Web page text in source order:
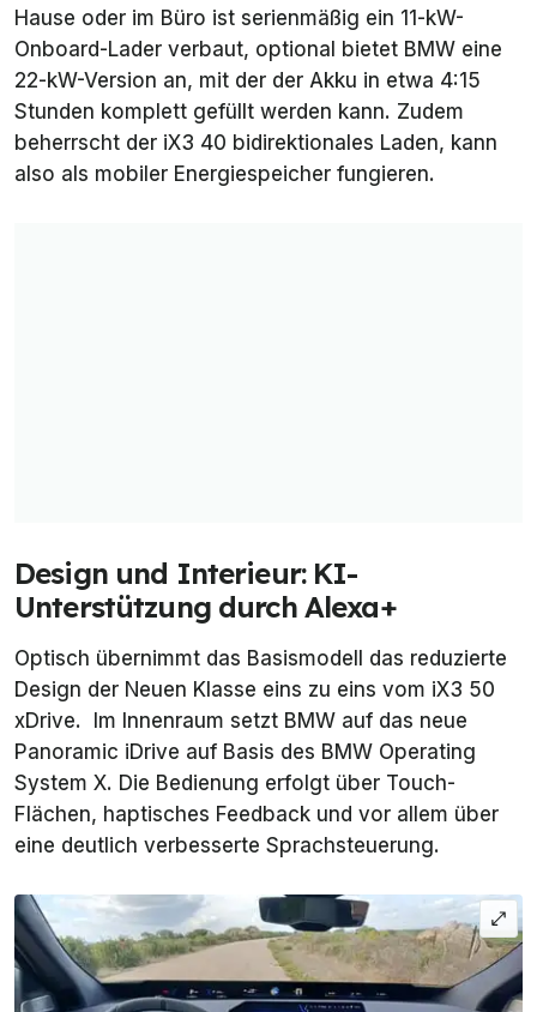
Hause oder im Büro ist serienmäßig ein 11-kW-
Onboard-Lader verbaut, optional bietet BMW eine
22-kW-Version an, mit der der Akku in etwa 4:15
Stunden komplett gefüllt werden kann. Zudem
beherrscht der iX3 40 bidirektionales Laden, kann
also als mobiler Energiespeicher fungieren.
Design und Interieur: KI-
Unterstützung durch Alexa+
Optisch übernimmt das Basismodell das reduzierte
Design der Neuen Klasse eins zu eins vom iX3 50
xDrive. Im Innenraum setzt BMW auf das neue
Panoramic iDrive auf Basis des BMW Operating
System X. Die Bedienung erfolgt über Touch-
Flächen, haptisches Feedback und vor allem über
eine deutlich verbesserte Sprachsteuerung.